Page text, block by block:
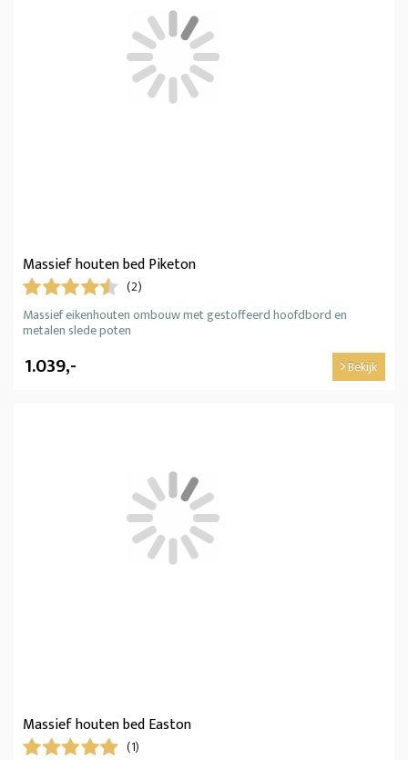
Massief houten bed Piketon
(2)
Massief eikenhouten ombouw met gestoffeerd hoofdbord en
metalen slede poten
1.039,- Bekijk
Massief houten bed Easton
(1)